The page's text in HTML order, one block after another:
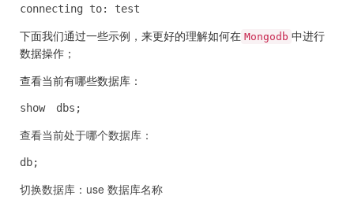
connecting to: test
下面我们通过一些示例，来更好的理解如何在 Mongodb 中进行
数据操作；
查看当前有哪些数据库：
show　dbs;
查看当前处于哪个数据库：
db;
切换数据库：use 数据库名称